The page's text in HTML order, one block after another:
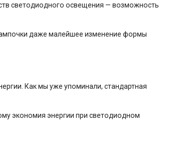
светодиодного освещения — возможность
даже малейшее изменение формы
Как мы уже упоминали, стандартная
экономия энергии при светодиодном